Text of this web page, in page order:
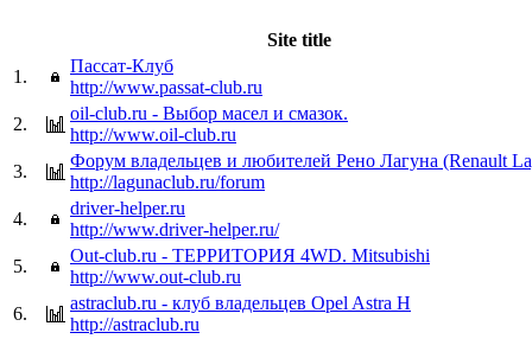
Site title
1.
Пассат-Клуб
http://www.passat-club.ru
2.
oil-club.ru - Выбор масел и смазок.
http://www.oil-club.ru
3.
Форум владельцев и любителей Рено Лагуна (Renault
http://lagunaclub.ru/forum
4.
driver-helper.ru
http://www.driver-helper.ru/
5.
Out-club.ru - ТЕРРИТОРИЯ 4WD. Mitsubishi
http://www.out-club.ru
6.
astraclub.ru - клуб владельцев Opel Astra H
http://astraclub.ru